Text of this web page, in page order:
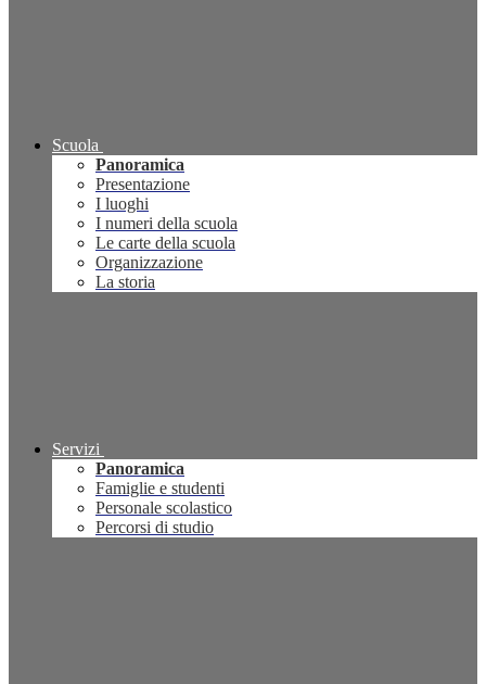
Scuola
Panoramica
Presentazione
I luoghi
I numeri della scuola
Le carte della scuola
Organizzazione
La storia
Servizi
Panoramica
Famiglie e studenti
Personale scolastico
Percorsi di studio